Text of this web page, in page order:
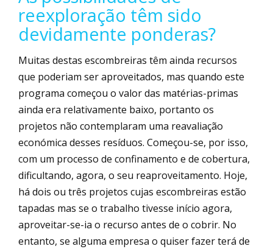
reexploração têm sido
devidamente ponderas?
Muitas destas escombreiras têm ainda recursos
que poderiam ser aproveitados, mas quando este
programa começou o valor das matérias-primas
ainda era relativamente baixo, portanto os
projetos não contemplaram uma reavaliação
económica desses resíduos. Começou-se, por isso,
com um processo de confinamento e de cobertura,
dificultando, agora, o seu reaproveitamento. Hoje,
há dois ou três projetos cujas escombreiras estão
tapadas mas se o trabalho tivesse início agora,
aproveitar-se-ia o recurso antes de o cobrir. No
entanto, se alguma empresa o quiser fazer terá de